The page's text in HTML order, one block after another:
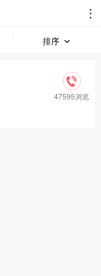
排序
47595浏览